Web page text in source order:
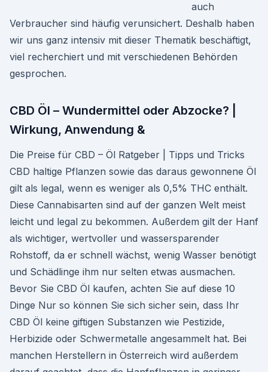
auch
Verbraucher sind häufig verunsichert. Deshalb haben
wir uns ganz intensiv mit dieser Thematik beschäftigt,
viel recherchiert und mit verschiedenen Behörden
gesprochen.
CBD Öl – Wundermittel oder Abzocke? |
Wirkung, Anwendung &
Die Preise für CBD – Öl Ratgeber | Tipps und Tricks
CBD haltige Pflanzen sowie das daraus gewonnene Öl
gilt als legal, wenn es weniger als 0,5% THC enthält.
Diese Cannabisarten sind auf der ganzen Welt meist
leicht und legal zu bekommen. Außerdem gilt der Hanf
als wichtiger, wertvoller und wassersparender
Rohstoff, da er schnell wächst, wenig Wasser benötigt
und Schädlinge ihm nur selten etwas ausmachen.
Bevor Sie CBD Öl kaufen, achten Sie auf diese 10
Dinge Nur so können Sie sich sicher sein, dass Ihr
CBD Öl keine giftigen Substanzen wie Pestizide,
Herbizide oder Schwermetalle angesammelt hat. Bei
manchen Herstellern in Österreich wird außerdem